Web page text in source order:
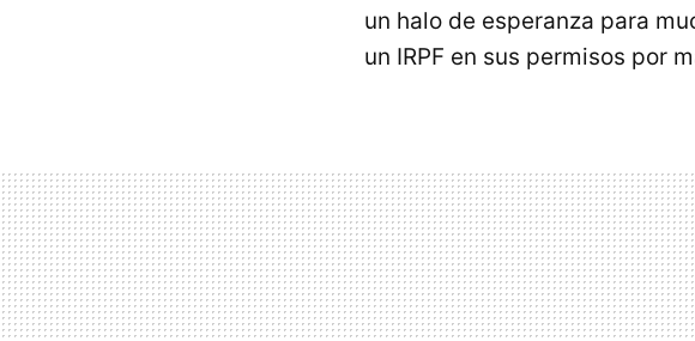
un halo de esperanza para
un IRPF en sus permisos por